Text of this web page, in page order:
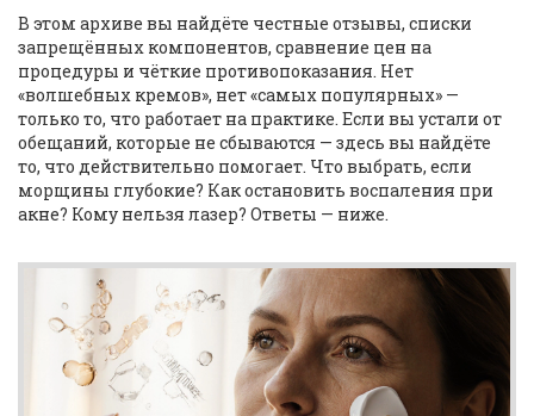
В этом архиве вы найдёте честные отзывы, списки
запрещённых компонентов, сравнение цен на
процедуры и чёткие противопоказания. Нет
«волшебных кремов», нет «самых популярных» —
только то, что работает на практике. Если вы устали от
обещаний, которые не сбываются — здесь вы найдёте
то, что действительно помогает. Что выбрать, если
морщины глубокие? Как остановить воспаления при
акне? Кому нельзя лазер? Ответы — ниже.